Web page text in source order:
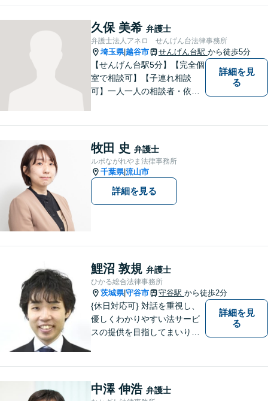
金、 労働、企業法務など、多
岐に渡る分野に精通していま
す。お困りごとはお気軽にご
連絡ください。
久保 美希 弁護士
弁護士法人アネロ せんげん台法律事務所
埼玉県|越谷市 せんげん台駅 から徒歩5分
【せんげん台駅5分】【完全個
室で相談可】【子連れ相談
可】一人一人の相談者・依頼
適切かつ速やかに解決いたし
ます。 お気軽にご相談くださ
い。
詳細を見
る
牧田 史 弁護士
ルポながれやま法律事務所
千葉県|流山市
詳細を見る
鯉沼 敦規 弁護士
ひかる総合法律事務所
茨城県|守谷市 守谷駅 から徒歩2分
{休日対応可} 対話を重視し、
優しくわかりやすい法サービ
スの提供を目指してまいりま
詳細を見
る
中澤 伸浩 弁護士